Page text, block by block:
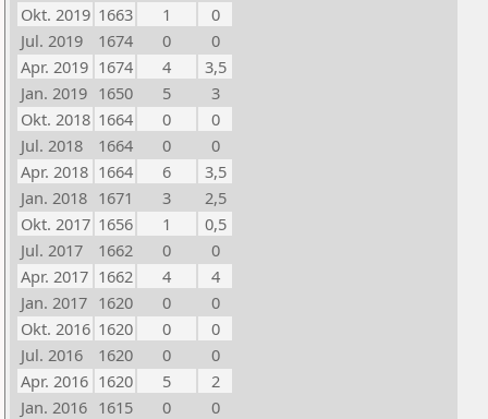
Okt. 2019 1663 1
0
Jul. 2019
1674 0
0
Apr. 2019 1674 4
3,5
Jan. 2019 1650 5
3
Okt. 2018 1664 0
0
Jul. 2018
1664 0
0
Apr. 2018 1664 6
3,5
Jan. 2018 1671 3
2,5
Okt. 2017 1656 1
0,5
Jul. 2017
1662 0
0
Apr. 2017 1662 4
4
Jan. 2017 1620 0
0
Okt. 2016 1620 0
0
Jul. 2016
1620 0
0
Apr. 2016 1620 5
2
Jan. 2016 1615 0
0